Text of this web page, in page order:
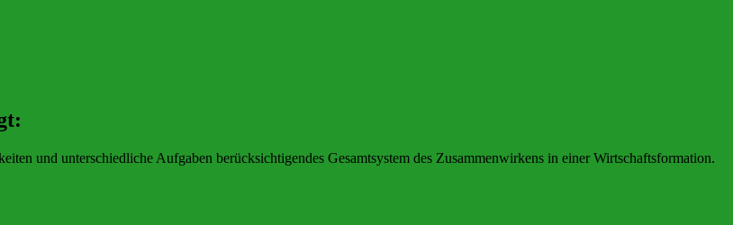
und unterschiedliche Aufgaben berücksichtigendes Gesamtsystem des Zusammenwirkens in einer Wirtschaftsformation.